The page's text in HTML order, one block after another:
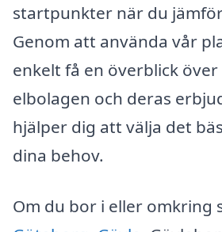
startpunkter när du
Genom att använda vår
enkelt få en överblick över
elbolagen och deras
hjälper dig att välja det
dina behov.
Om du bor i eller omkring